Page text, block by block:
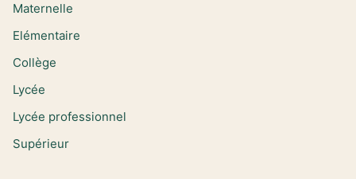
Maternelle
Elémentaire
Collège
Lycée
Lycée professionnel
Supérieur